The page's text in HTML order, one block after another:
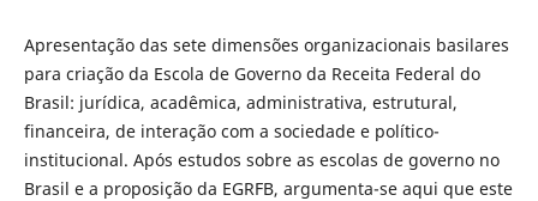
Apresentação das sete dimensões organizacionais basilares
para criação da Escola de Governo da Receita Federal do
Brasil: jurídica, acadêmica, administrativa, estrutural,
financeira, de interação com a sociedade e político-
institucional. Após estudos sobre as escolas de governo no
Brasil e a proposição da EGRFB, argumenta-se aqui que este